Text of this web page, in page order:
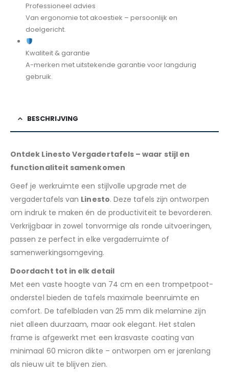
Professioneel advies
Van ergonomie tot akoestiek – persoonlijk en
doelgericht.
Kwaliteit & garantie
A-merken met uitstekende garantie voor langdurig
gebruik.
BESCHRIJVING
Ontdek Linesto Vergadertafels – waar stijl en
functionaliteit samenkomen
Geef je werkruimte een stijlvolle upgrade met de
vergadertafels van Linesto. Deze tafels zijn ontworpen
om indruk te maken én de productiviteit te bevorderen.
Verkrijgbaar in zowel tonvormige als ronde uitvoeringen,
passen ze perfect in elke vergaderruimte of
samenwerkingsomgeving.
Doordacht tot in elk detail
Met een vaste hoogte van 74 cm en een trompetpoot-
onderstel bieden de tafels maximale beenruimte en
comfort. De tafelbladen van 25 mm dik melamine zijn
niet alleen duurzaam, maar ook elegant. Het stalen
frame is afgewerkt met een krasvaste coating van
minimaal 60 micron dikte – ontworpen om er jarenlang
als nieuw uit te blijven zien.